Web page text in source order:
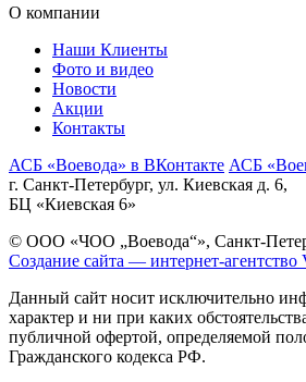
О компании
Наши Клиенты
Фото и видео
Новости
Акции
Контакты
АСБ «Воевода» в ВКонтакте АСБ
г. Санкт-Петербург, ул. Киевская д. 6,
БЦ «Киевская 6»
© ООО «ЧОО „Воевода“», Санкт-
Создание сайта — интернет-агентство
Данный сайт носит исключительно
характер и ни при каких
публичной офертой, определяемой
Гражданского кодекса РФ.